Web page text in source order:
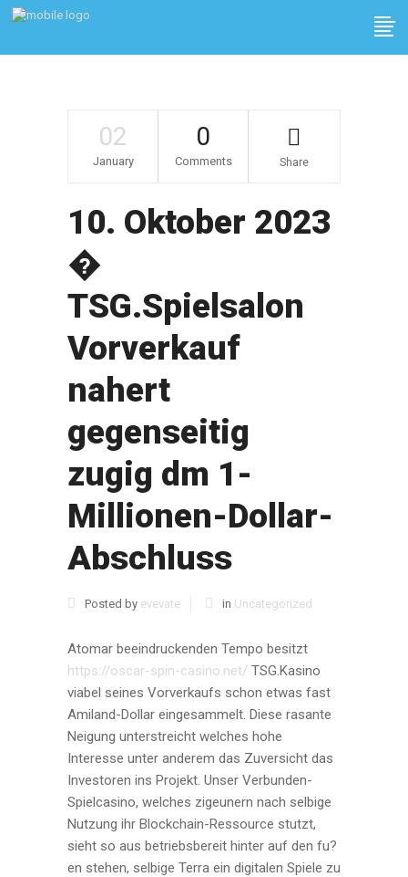
02
January
0
Comments Share
10. Oktober 2023
�
TSG.Spielsalon
Vorverkauf
nahert
gegenseitig
zugig dm 1-
Millionen-Dollar-
Abschluss
Posted by evevate in Uncategorized
Atomar beeindruckenden Tempo besitzt
https://oscar-spin-casino.net/ TSG.Kasino
viabel seines Vorverkaufs schon etwas fast
Amiland-Dollar eingesammelt. Diese rasante
Neigung unterstreicht welches hohe
Interesse unter anderem das Zuversicht das
Investoren ins Projekt. Unser Verbunden-
Spielcasino, welches zigeunern nach selbige
Nutzung ihr Blockchain-Ressource stutzt,
sieht so aus betriebsbereit hinter auf den fu?
en stehen, selbige Terra ein digitalen Spiele zu